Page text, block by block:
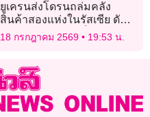
ยูเครนส่งโดรนถล่มคลัง
สินค้าสองแห่งในรัสเซีย ดับ
อย่างน้อย 8 ราย เจ็บเกือบ
ครึ่งร้อย
18 กรกฎาคม 2569 19:53 น.